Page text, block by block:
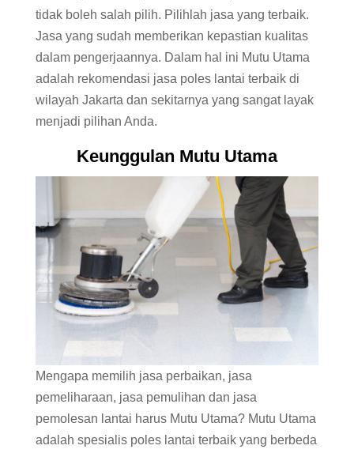
tidak boleh salah pilih. Pilihlah jasa yang terbaik.
Jasa yang sudah memberikan kepastian kualitas
dalam pengerjaannya. Dalam hal ini Mutu Utama
adalah rekomendasi jasa poles lantai terbaik di
wilayah Jakarta dan sekitarnya yang sangat layak
menjadi pilihan Anda.
Keunggulan Mutu Utama
Mengapa memilih jasa perbaikan, jasa
pemeliharaan, jasa pemulihan dan jasa
pemolesan lantai harus Mutu Utama? Mutu Utama
adalah spesialis poles lantai terbaik yang berbeda